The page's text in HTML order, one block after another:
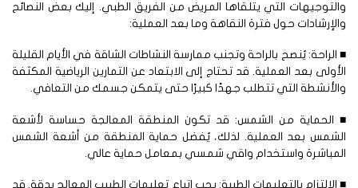
التي يتلقاها المريض من الفريق الطبي. إليك بعض النصائح
حول فترة النقاهة وما بعد العملية:
الراحة: يُنصح بالراحة وتجنب ممارسة النشاطات الشاقة في الأيام القليلة
بعد العملية. قد تحتاج إلى الابتعاد عن التمارين الرياضية المكثفة
التي تتطلب جهدًا كبيرًا حتى يتمكن جسمك من التعافي.
الحماية من الشمس: قد تكون المنطقة المعالجة حساسة لأشعة
بعد العملية. لذلك، يُفضل حماية المنطقة من أشعة الشمس
واستخدام واقي شمسي بمعامل حماية عالي.
الالتزام بالتعليمات الطبية: يجب اتباع تعليمات الطبيب المعالج بدقة. قد